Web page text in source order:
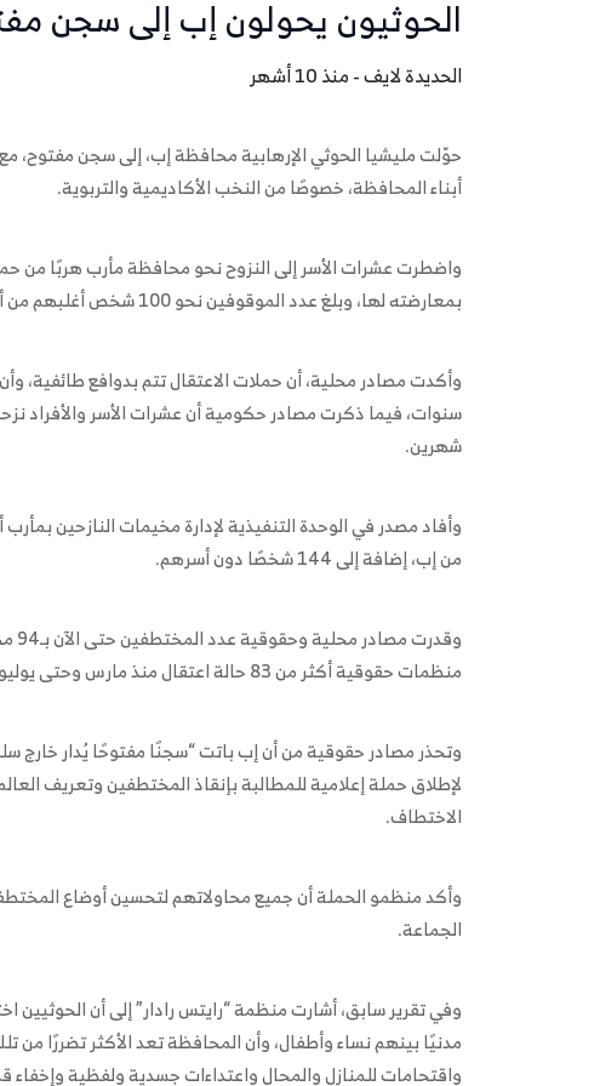
الحوثيون يحولون إب إلى سجن
الحديدة لايف - منذ 10 أشهر
حوّلت مليشيا الحوثي الإرهابية محافظة إب، إلى سجن مفتوح،
أبناء المحافظة، خصوصًا من النخب الأكاديمية والتربوية.
واضطرت عشرات الأسر إلى النزوح نحو محافظة مأرب هربًا من
بمعارضته لها، وبلغ عدد الموقوفين نحو 100 شخص أغلبهم من أساتذة الجامعات والمعلمين والأطباء.
وأكدت مصادر محلية، أن حملات الاعتقال تتم بدوافع
سنوات، فيما ذكرت مصادر حكومية أن عشرات الأسر والأفراد
شهرين.
من إب، إضافة إلى 144 شخصًا دون أسرهم.
منظمات حقوقية أكثر من 83 حالة اعتقال منذ مارس وحتى يوليو 2025.
وتحذر مصادر حقوقية من أن إب باتت “سجنًا مفتوحًا يُدار خارج
الاختطاف.
وأكد منظمو الحملة أن جميع محاولاتهم لتحسين أوضاع
الجماعة.
مدنيًا بينهم نساء وأطفال، وأن المحافظة تعد الأكثر تضررًا
واقتحامات للمنازل والمحال واعتداءات جسدية ولفظية